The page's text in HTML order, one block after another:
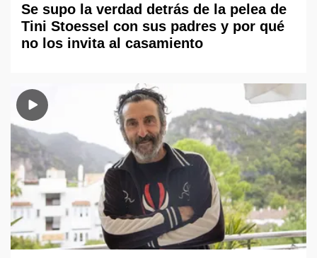
Se supo la verdad detrás de la pelea de
Tini Stoessel con sus padres y por qué
no los invita al casamiento